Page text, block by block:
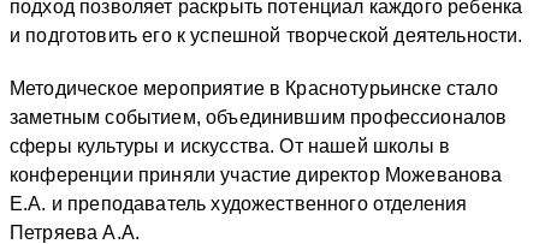
подход позволяет раскрыть потенциал каждого ребенка
и подготовить его к успешной творческой деятельности.
Методическое мероприятие в Краснотурьинске стало
заметным событием, объединившим профессионалов
сферы культуры и искусства. От нашей школы в
конференции приняли участие директор Можеванова
Е.А. и преподаватель художественного отделения
Петряева А.А.